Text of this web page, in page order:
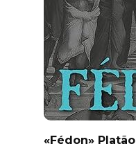
«Fédon» Platão